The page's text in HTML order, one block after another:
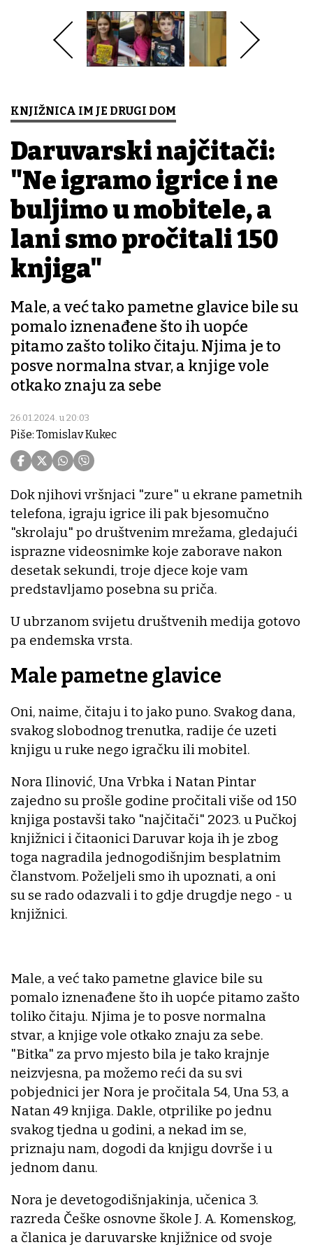
KNJIŽNICA IM JE DRUGI DOM
Daruvarski najčitači:
"Ne igramo igrice i ne
buljimo u mobitele, a
lani smo pročitali 150
knjiga"
Male, a već tako pametne glavice bile su
pomalo iznenađene što ih uopće
pitamo zašto toliko čitaju. Njima je to
posve normalna stvar, a knjige vole
otkako znaju za sebe
26.01.2024. u 20:03
Piše: Tomislav Kukec
Dok njihovi vršnjaci "zure" u ekrane pametnih
telefona, igraju igrice ili pak bjesomučno
"skrolaju" po društvenim mrežama, gledajući
isprazne videosnimke koje zaborave nakon
desetak sekundi, troje djece koje vam
predstavljamo posebna su priča.
U ubrzanom svijetu društvenih medija gotovo
pa endemska vrsta.
Male pametne glavice
Oni, naime, čitaju i to jako puno. Svakog dana,
svakog slobodnog trenutka, radije će uzeti
knjigu u ruke nego igračku ili mobitel.
Nora Ilinović, Una Vrbka i Natan Pintar
zajedno su prošle godine pročitali više od 150
knjiga postavši tako "najčitači" 2023. u Pučkoj
knjižnici i čitaonici Daruvar koja ih je zbog
toga nagradila jednogodišnjim besplatnim
članstvom. Poželjeli smo ih upoznati, a oni
su se rado odazvali i to gdje drugdje nego - u
knjižnici.
Male, a već tako pametne glavice bile su
pomalo iznenađene što ih uopće pitamo zašto
toliko čitaju. Njima je to posve normalna
stvar, a knjige vole otkako znaju za sebe.
"Bitka" za prvo mjesto bila je tako krajnje
neizvjesna, pa možemo reći da su svi
pobjednici jer Nora je pročitala 54, Una 53, a
Natan 49 knjiga. Dakle, otprilike po jednu
svakog tjedna u godini, a nekad im se,
priznaju nam, dogodi da knjigu dovrše i u
jednom danu.
Nora je devetogodišnjakinja, učenica 3.
razreda Češke osnovne škole J. A. Komenskog,
a članica je daruvarske knjižnice od svoje